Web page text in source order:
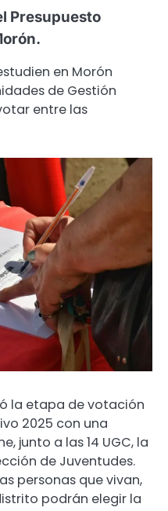
Presupuesto
en Morón
de Gestión
entre las
la etapa de votación
2025 con una
junto a las 14 UGC, la
de Juventudes.
personas que vivan,
podrán elegir la